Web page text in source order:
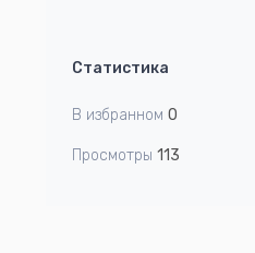
Статистика
В избранном 0
Просмотры 113